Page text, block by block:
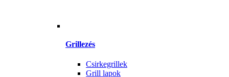
Grillezés
Csirkegrillek
Grill lapok